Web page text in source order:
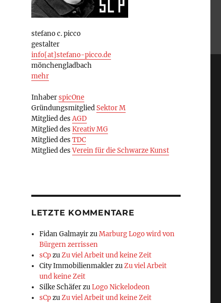
stefano c. picco
gestalter
info[at]stefano-picco.de
mönchengladbach
mehr
InhaberspicOne
GründungsmitgliedSektor M
Mitglied desAGD
Mitglied des Kreativ MG
Mitglied des TDC
Mitglied desVerein für die Schwarze Kunst
LETZTE KOMMENTARE
Fidan GalmayirzuMarburg Logo wird von
Bürgern zerrissen
sCpzuZu viel Arbeit und keine Zeit
City ImmobilienmaklerzuZu viel Arbeit
und keine Zeit
Silke SchäferzuLogo Nickelodeon
sCpzuZu viel Arbeit und keine Zeit